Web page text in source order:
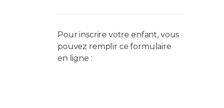
Pour inscrire votre enfant, vous
pouvez remplir ce formulaire
en ligne :